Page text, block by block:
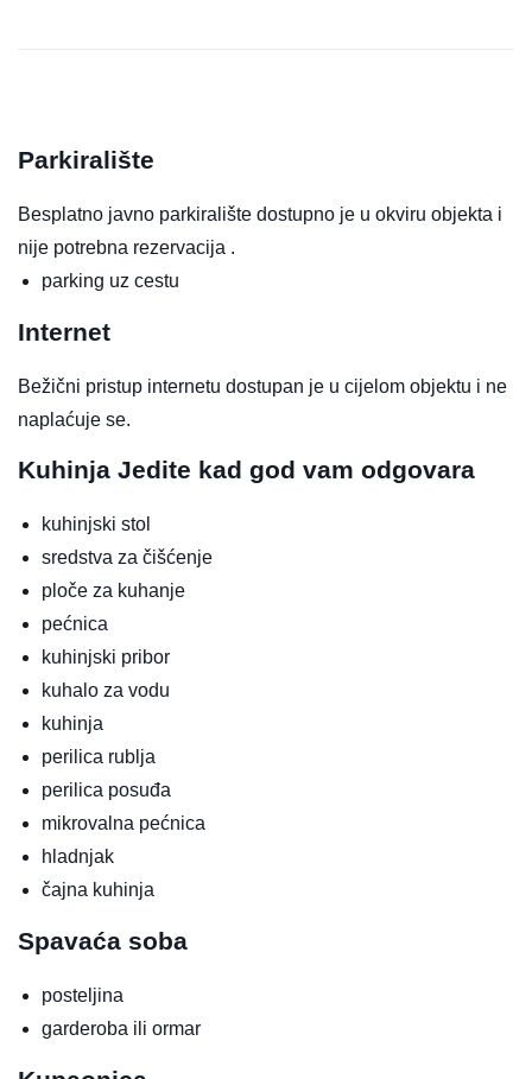
Parkiralište
Besplatno javno parkiralište dostupno je u okviru objekta i
nije potrebna rezervacija .
parking uz cestu
Internet
Bežični pristup internetu dostupan je u cijelom objektu i ne
naplaćuje se.
Kuhinja Jedite kad god vam odgovara
kuhinjski stol
sredstva za čišćenje
ploče za kuhanje
pećnica
kuhinjski pribor
kuhalo za vodu
kuhinja
perilica rublja
perilica posuđa
mikrovalna pećnica
hladnjak
čajna kuhinja
Spavaća soba
posteljina
garderoba ili ormar